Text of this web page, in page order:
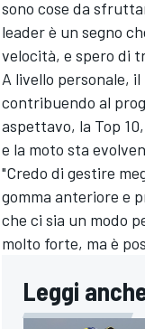
sono cose da
leader è un segno
velocità, e spero di
A livello personale,
contribuendo al
aspettavo, la Top
e la moto sta
"Credo di gestire
gomma anteriore e
che ci sia un modo
molto forte, ma è
Leggi